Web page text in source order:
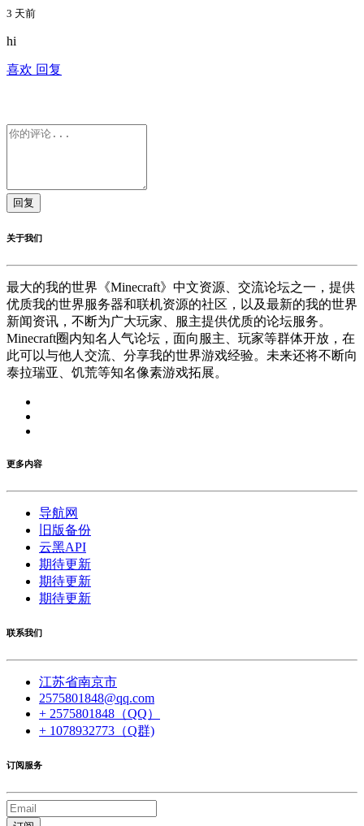
3 天前
hi
喜欢 回复
回复
关于我们
最大的我的世界《Minecraft》中文资源、交流论坛之一，提供
优质我的世界服务器和联机资源的社区，以及最新的我的世界
新闻资讯，不断为广大玩家、服主提供优质的论坛服务。
Minecraft圈内知名人气论坛，面向服主、玩家等群体开放，在
此可以与他人交流、分享我的世界游戏经验。未来还将不断向
泰拉瑞亚、饥荒等知名像素游戏拓展。
更多内容
导航网
旧版备份
云黑API
期待更新
期待更新
期待更新
联系我们
江苏省南京市
2575801848@qq.com
+ 2575801848（QQ）
+ 1078932773（Q群)
订阅服务